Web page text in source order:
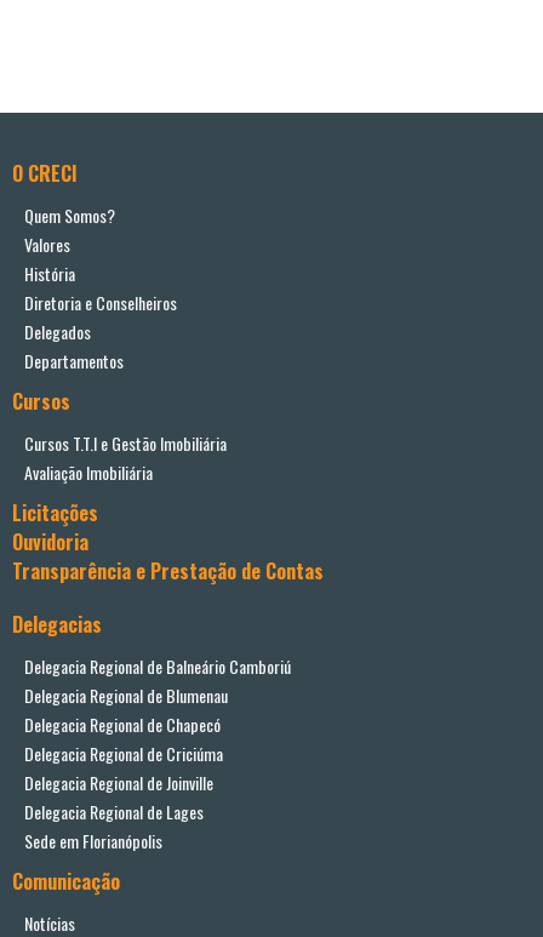
O CRECI
Quem Somos?
Valores
História
Diretoria e Conselheiros
Delegados
Departamentos
Cursos
Cursos T.T.I e Gestão Imobiliária
Avaliação Imobiliária
Licitações
Ouvidoria
Transparência e Prestação de Contas
Delegacias
Delegacia Regional de Balneário Camboriú
Delegacia Regional de Blumenau
Delegacia Regional de Chapecó
Delegacia Regional de Criciúma
Delegacia Regional de Joinville
Delegacia Regional de Lages
Sede em Florianópolis
Comunicação
Notícias